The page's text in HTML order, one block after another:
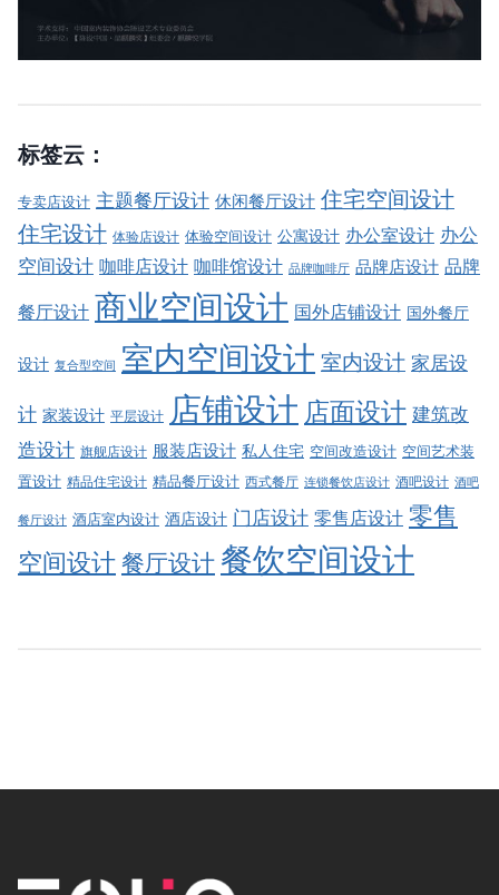
标签云：
专卖店设计 主题餐厅设计 休闲餐厅设计 住宅空间设计
住宅设计 体验店设计 体验空间设计 公寓设计 办公室设计 办公
空间设计 咖啡店设计 咖啡馆设计 品牌咖啡厅 品牌店设计 品牌
餐厅设计 商业空间设计 国外店铺设计 国外餐厅
设计 复合型空间 室内空间设计 室内设计 家居设
计 家装设计 平层设计 店铺设计 店面设计 建筑改
造设计 旗舰店设计 服装店设计 私人住宅 空间改造设计 空间艺术装
置设计 精品住宅设计 精品餐厅设计 西式餐厅 连锁餐饮店设计 酒吧设计 酒吧
餐厅设计 酒店室内设计 酒店设计 门店设计 零售店设计 零售
空间设计餐厅设计 餐饮空间设计